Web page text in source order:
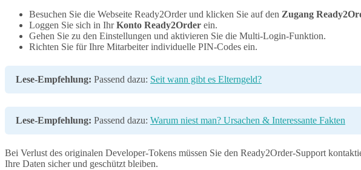
Besuchen Sie die Webseite Ready2Order und klicken Sie auf den Zugang
Loggen Sie sich in IhrKonto Ready2Order ein.
Gehen Sie zu den Einstellungen und aktivieren Sie die Multi-Login-Funktion.
Richten Sie für Ihre Mitarbeiter individuelle PIN-Codes ein.
Lese-Empfehlung: Passend dazu: Seit wann gibt es Elterngeld?
Lese-Empfehlung: Passend dazu: Warum niest man? Ursachen & Interessante Fakten
Bei Verlust des originalen Developer-Tokens müssen Sie den Ready2Order-Support
Ihre Daten sicher und geschützt bleiben.